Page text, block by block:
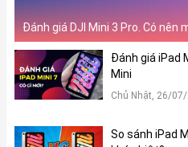
Đánh giá DJI Mini 3 Pro. Có nên
Đánh giá iPad
Mini
Chủ Nhật, 26/
So sánh iPad